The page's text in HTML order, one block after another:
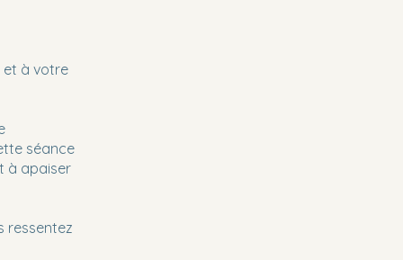
et à votre
séance
à apaiser
ressentez